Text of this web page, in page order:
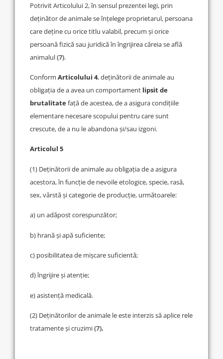
Potrivit Articolului 2, în sensul prezentei legi, prin
deținător de animale se înțelege proprietarul, persoana
care deține cu orice titlu valabil, precum și orice
persoană fizică sau juridică în îngrijirea căreia se află
animalul(7).
Conform Articolului 4, deținătorii de animale au
obligația de a avea un comportament lipsit de
brutalitatefață de acestea, de a asigura condițiile
elementare necesare scopului pentru care sunt
crescute, de a nu le abandona și/sau izgoni.
Articolul 5
(1) Deținătorii de animale au obligația de a asigura
acestora, în funcție de nevoile etologice, specie, rasă,
sex, vârstă și categorie de producție, următoarele:
a) un adăpost corespunzător;
b) hrană și apă suficiente;
c) posibilitatea de mișcare suficientă;
d) îngrijire și atenție;
e) asistență medicală.
(2) Deținătorilor de animale le este interzis să aplice rele
tratamente și cruzimi(7).